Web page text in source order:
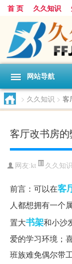
首 页 久久知识
网站导航
> 久久知识 > 客
客厅改书房
网友: kt 久久知识
前言：可以在客
人都想拥有一个
置大书架和小沙
爱的学习环境；
班族难免偶尔带